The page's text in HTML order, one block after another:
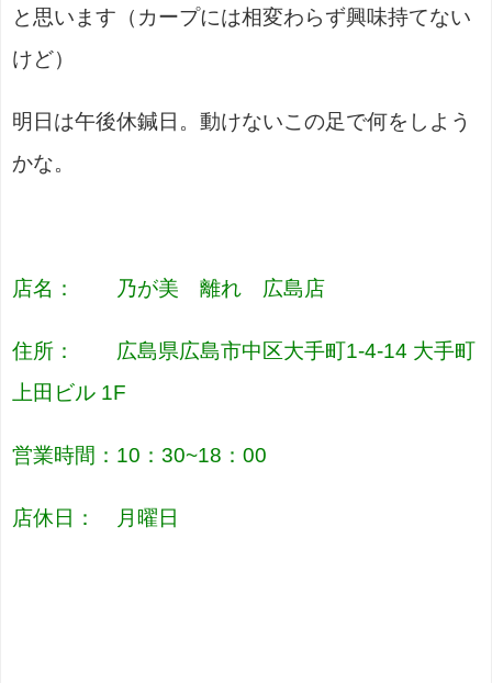
と思います（カープには相変わらず興味持てない
けど）
明日は午後休鍼日。動けないこの足で何をしよう
かな。
店名： 乃が美 離れ 広島店
住所： 広島県広島市中区大手町1-4-14 大手町
上田ビル 1F
営業時間：10：30~18：00
店休日： 月曜日